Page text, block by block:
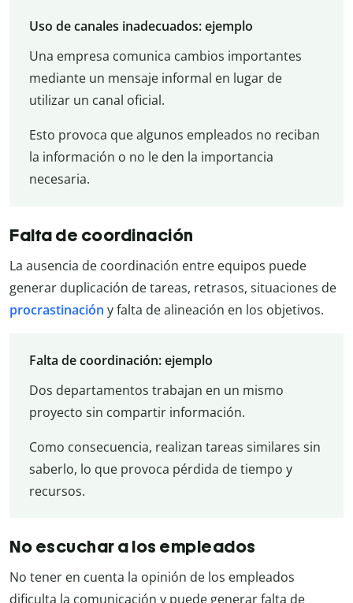
Uso de canales inadecuados: ejemplo
Una empresa comunica cambios importantes
mediante un mensaje informal en lugar de
utilizar un canal oficial.
Esto provoca que algunos empleados no reciban
la información o no le den la importancia
necesaria.
Falta de coordinación
La ausencia de coordinación entre equipos puede
generar duplicación de tareas, retrasos, situaciones de
procrastinación y falta de alineación en los objetivos.
Falta de coordinación: ejemplo
Dos departamentos trabajan en un mismo
proyecto sin compartir información.
Como consecuencia, realizan tareas similares sin
saberlo, lo que provoca pérdida de tiempo y
recursos.
No escuchar a los empleados
No tener en cuenta la opinión de los empleados
dificulta la comunicación y puede generar falta de